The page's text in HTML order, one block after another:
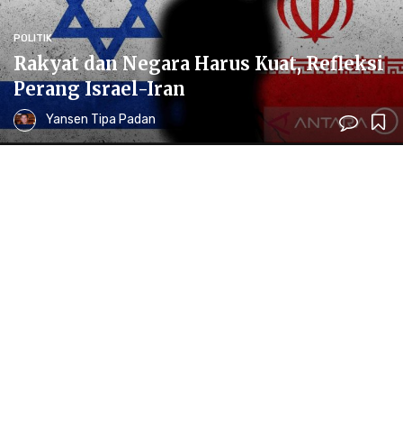
POLITIK
Rakyat dan Negara Harus Kuat, Refleksi
Perang Israel-Iran
Yansen Tipa Padan